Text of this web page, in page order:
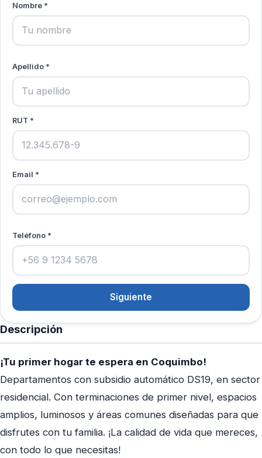
Descripción
¡Tu primer hogar te espera en Coquimbo!
Departamentos con subsidio automático DS19, en sector
residencial. Con terminaciones de primer nivel, espacios
amplios, luminosos y áreas comunes diseñadas para que
disfrutes con tu familia. ¡La calidad de vida que mereces,
con todo lo que necesitas!
Nombre *
Apellido *
RUT *
Email *
Teléfono *
Siguiente